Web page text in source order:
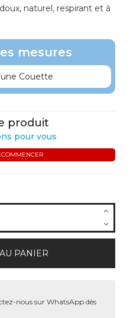
naturel, respirant et à
mesures
Couette
produit
pour vous
PANIER
nous sur WhatsApp dès